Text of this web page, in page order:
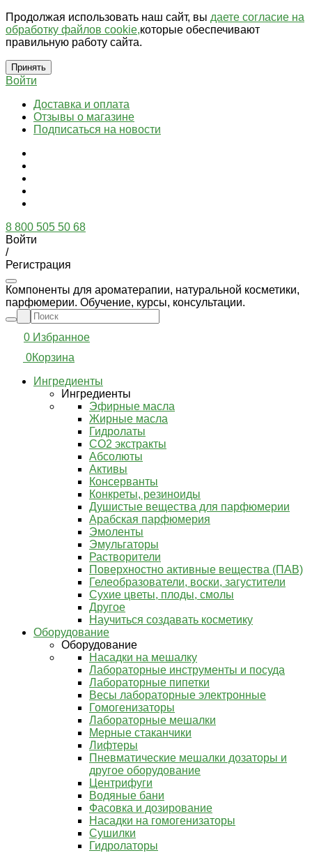
Продолжая использовать наш сайт, вы даете согласие на
обработку файлов cookie,которые обеспечивают
правильную работу сайта.
Принять
Войти
Доставка и оплата
Отзывы о магазине
Подписаться на новости
8 800 505 50 68
Войти
/
Регистрация
Компоненты для ароматерапии, натуральной косметики,
парфюмерии. Обучение, курсы, консультации.
0 Избранное
0Корзина
Ингредиенты
Ингредиенты
Эфирные масла
Жирные масла
Гидролаты
СО2 экстракты
Абсолюты
Активы
Консерванты
Конкреты, резиноиды
Душистые вещества для парфюмерии
Арабская парфюмерия
Эмоленты
Эмульгаторы
Растворители
Поверхностно активные вещества (ПАВ)
Гелеобразователи, воски, загустители
Сухие цветы, плоды, смолы
Другое
Научиться создавать косметику
Оборудование
Оборудование
Насадки на мешалку
Лабораторные инструменты и посуда
Лабораторные пипетки
Весы лабораторные электронные
Гомогенизаторы
Лабораторные мешалки
Мерные стаканчики
Лифтеры
Пневматические мешалки дозаторы и
другое оборудование
Центрифуги
Водяные бани
Фасовка и дозирование
Насадки на гомогенизаторы
Сушилки
Гидролаторы